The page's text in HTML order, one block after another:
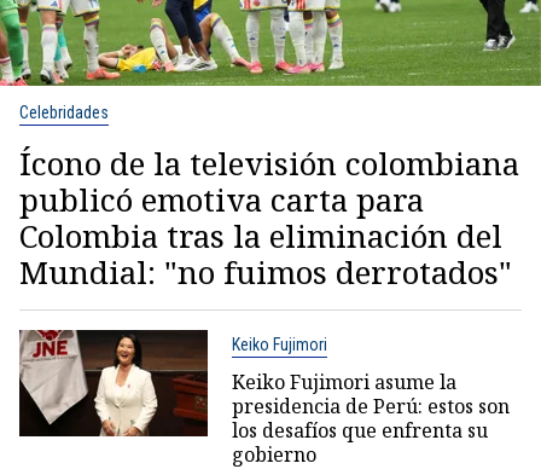
Celebridades
Ícono de la televisión colombiana
publicó emotiva carta para
Colombia tras la eliminación del
Mundial: "no fuimos derrotados"
Keiko Fujimori
Keiko Fujimori asume la
presidencia de Perú: estos son
los desafíos que enfrenta su
gobierno